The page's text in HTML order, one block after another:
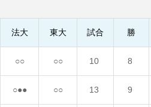
法大 東大 試合 勝
○○ ○○ 10 8
○●● ○○ 13 9